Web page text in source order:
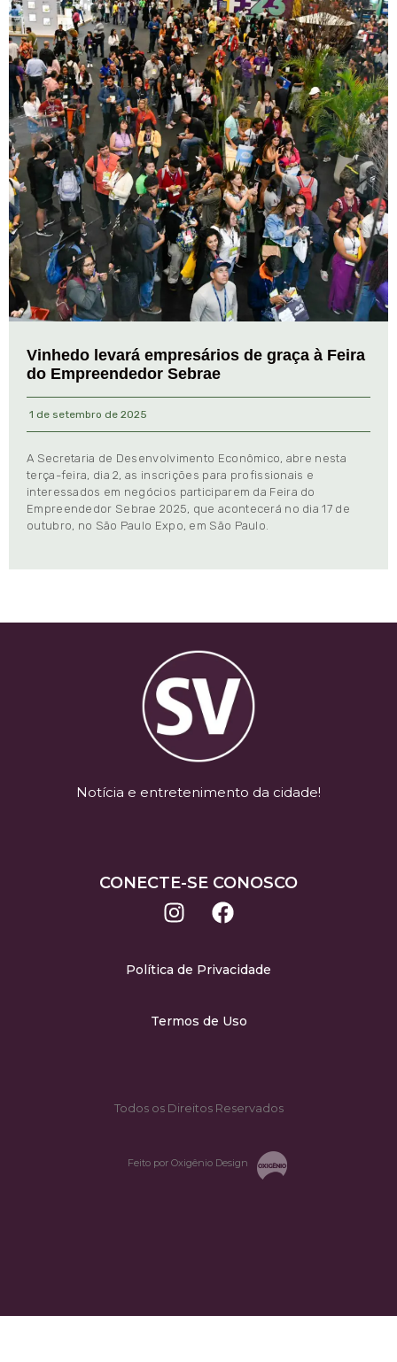
Vinhedo levará empresários de graça à Feira
do Empreendedor Sebrae
1 de setembro de 2025
A Secretaria de Desenvolvimento Econômico, abre nesta
terça-feira, dia 2, as inscrições para profissionais e
interessados em negócios participarem da Feira do
Empreendedor Sebrae 2025, que acontecerá no dia 17 de
outubro, no São Paulo Expo, em São Paulo.
Notícia e entretenimento da cidade!
CONECTE-SE CONOSCO
Política de Privacidade
Termos de Uso
Todos os Direitos Reservados
Feito por Oxigênio Design